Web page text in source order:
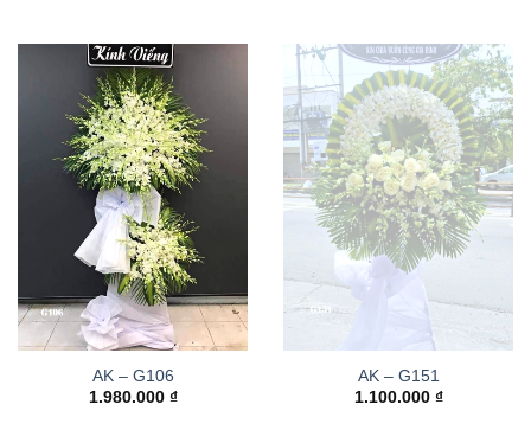
AK – G106
1.980.000 ₫
AK – G151
1.100.000 ₫